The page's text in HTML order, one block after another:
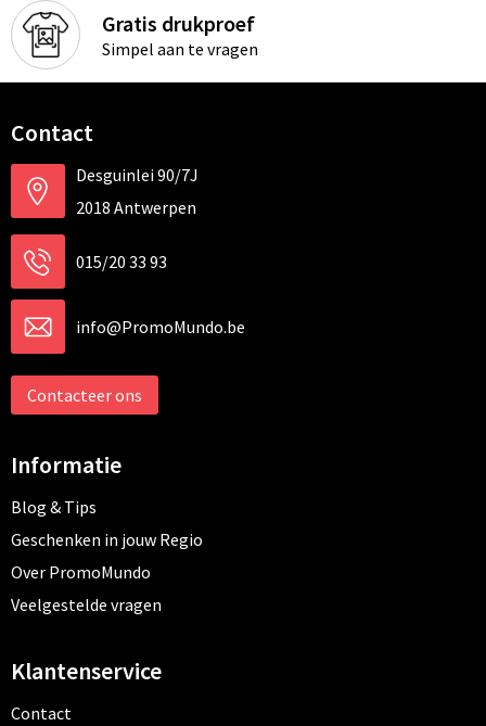
Gratis drukproef
Simpel aan te vragen
Contact
Desguinlei 90/7J
2018 Antwerpen
015/20 33 93
info@PromoMundo.be
Contacteer ons
Informatie
Blog & Tips
Geschenken in jouw Regio
Over PromoMundo
Veelgestelde vragen
Klantenservice
Contact